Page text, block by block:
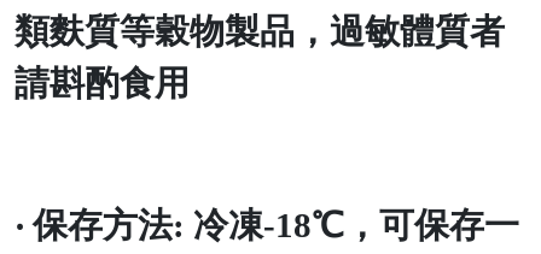
類麩質等穀物製品，過敏體質者
請斟酌食用
‧ 保存方法: 冷凍-18℃ ，可保存一